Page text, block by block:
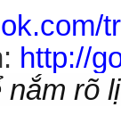
http://
nắm rõ